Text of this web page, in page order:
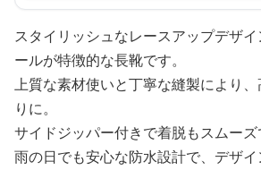
スタイリッシュなレースアップデザ
ールが特徴的な長靴です。
上質な素材使いと丁寧な縫製により
りに。
サイドジッパー付きで着脱もスムーズ
雨の日でも安心な防水設計で、デザ